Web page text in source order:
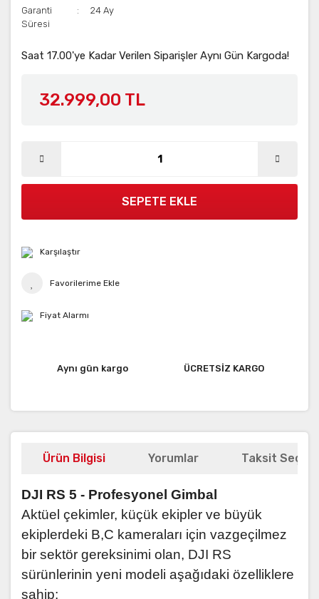
Garanti
Süresi
24 Ay
Saat 17.00'ye Kadar Verilen Siparişler Aynı Gün Kargoda!
32.999,00 TL
SEPETE EKLE
Karşılaştır
Fiyat Alarmı
Aynı gün kargo ÜCRETSİZ KARGO
Ürün Bilgisi Yorumlar Taksit
DJI RS 5 - Profesyonel Gimbal
Aktüel çekimler, küçük ekipler ve büyük
ekiplerdeki B,C kameraları için vazgeçilmez
bir sektör gereksinimi olan, DJI RS
sürünlerinin yeni modeli aşağıdaki özelliklere
sahip;